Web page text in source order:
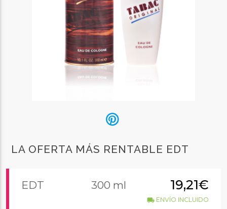
LA OFERTA MÁS RENTABLE EDT
EDT 300 ml 19,21€
local_shippingENVÍO INCLUIDO